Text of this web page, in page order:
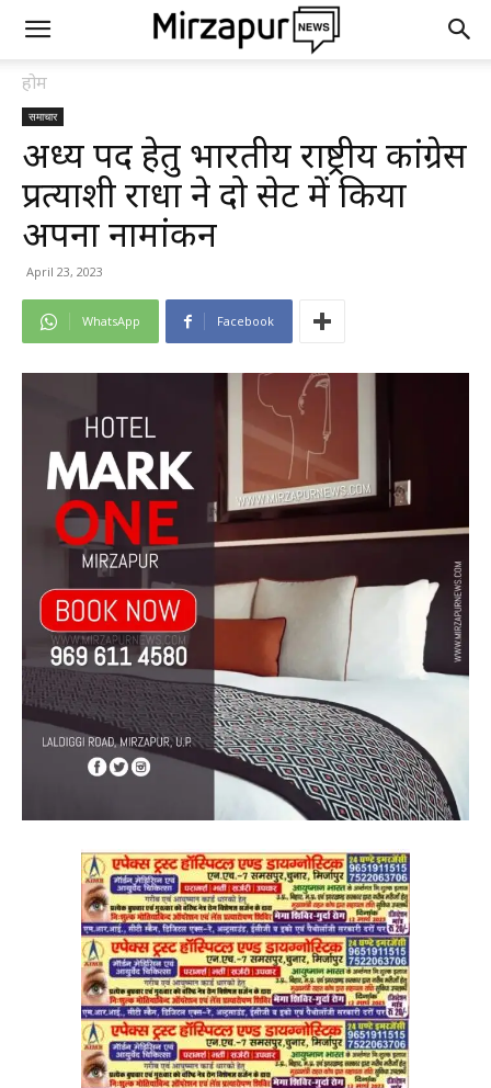
होम
समाचार
अध्यक्ष पद हेतु भारतीय राष्ट्रीय कांग्रेस
प्रत्याशी राधा ने दो सेट में किया
अपना नामांकन
April 23, 2023
WhatsApp Facebook